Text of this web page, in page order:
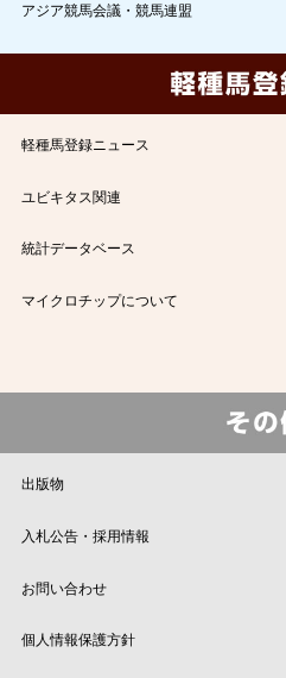
アジア競馬会議・競馬連盟
軽種馬登録ニュース
ユビキタス関連
統計データベース
マイクロチップについて
出版物
入札公告・採用情報
お問い合わせ
個人情報保護方針